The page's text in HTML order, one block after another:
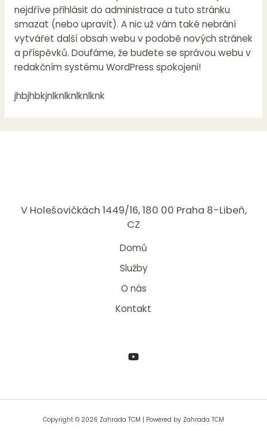
nejdříve přihlásit do administrace a tuto stránku
smazat (nebo upravit). A nic už vám také nebrání
vytvářet další obsah webu v podobě nových stránek
a příspěvků. Doufáme, že budete se správou webu v
redakčním systému WordPress spokojeni!
jhbjhbkjnlknlknlknlknk
V Holešovičkách 1449/16, 180 00 Praha 8-Libeň,
CZ
Domů
Služby
O nás
Kontakt
Copyright © 2026 Zahrada TCM | Powered by Zahrada TCM